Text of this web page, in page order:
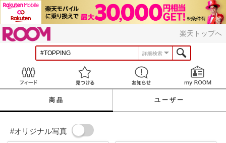
楽天トップへ
詳細検索
見つける お知らせ
商品 ユーザー
#オリジナル写真